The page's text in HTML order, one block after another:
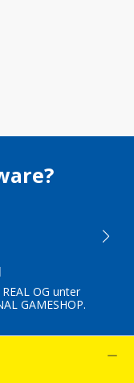
OG unter
GAMESHOP.